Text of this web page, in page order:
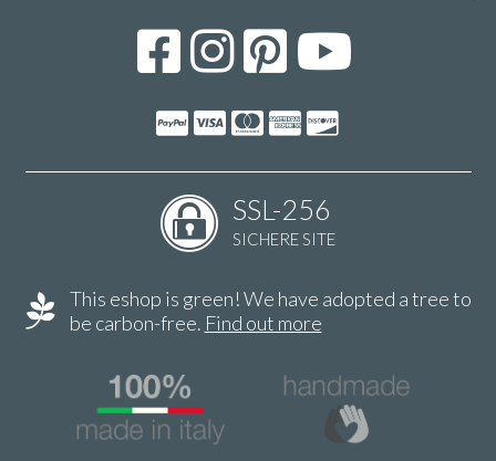
SSL-256
SICHERE SITE
This eshop is green! We have adopted a tree to
be carbon-free. Find out more